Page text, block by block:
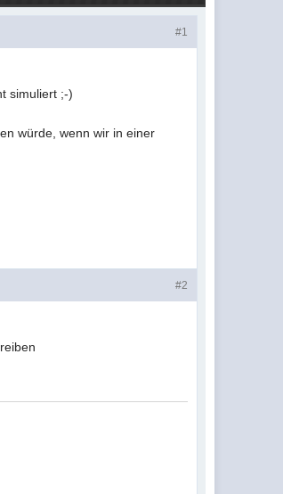
#1
simuliert ;-)
würde, wenn wir in einer
#2